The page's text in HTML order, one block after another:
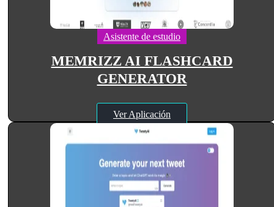
Asistente de estudio
MEMRIZZ AI FLASHCARD
GENERATOR
Ver Aplicación